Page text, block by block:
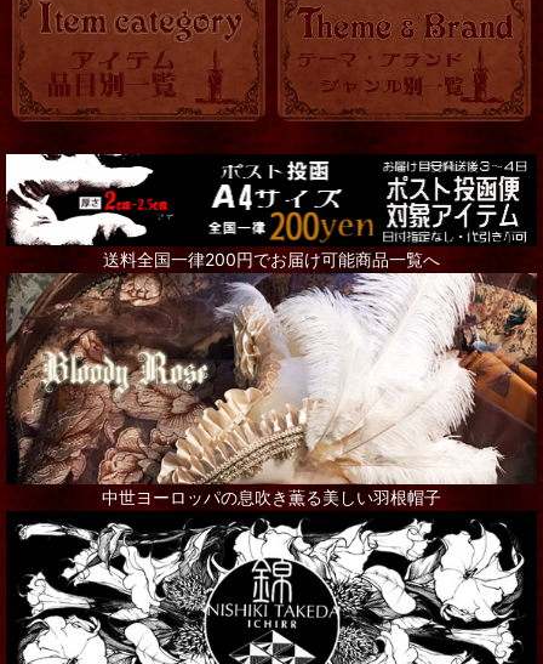
時計
バッグ・ポーチ
トランク・BOX
アクセサリー全て
Steampunk Goggles
リング
ネックレス
ピアス
ブローチ
その他アクセサリー
インテリア
シャンデリア・ランプ
写真・アート・ポスター
送料全国一律200円でお届け可能商品一覧へ
中世ヨーロッパの息吹き薫る美しい羽根帽子